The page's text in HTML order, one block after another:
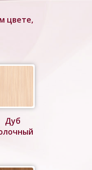
цвете,
Дуб